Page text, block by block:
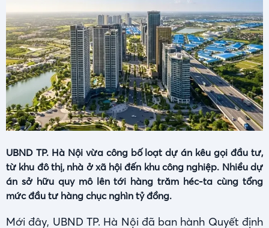
UBND TP. Hà Nội vừa công bố loạt dự án kêu gọi đầu tư,
từ khu đô thị, nhà ở xã hội đến khu công nghiệp. Nhiều dự
án sở hữu quy mô lên tới hàng trăm héc-ta cùng tổng
mức đầu tư hàng chục nghìn tỷ đồng.
Mới đây, UBND TP. Hà Nội đã ban hành Quyết định